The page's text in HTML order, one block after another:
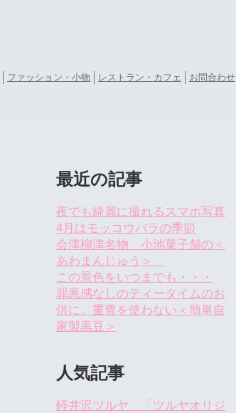
ファッション・小物 レストラン・カフェ お問合わせ
最近の記事
夜でも綺麗に撮れるスマホ写真
4月はモッコウバラの季節
会津柳津名物 小池菓子舗の＜
あわまんじゅう＞
この景色をいつまでも・・・
罪悪感なしのティータイムのお
供に。重曹を使わない＜簡単自
家製黒豆＞
人気記事
軽井沢ツルヤ 「ツルヤオリジ